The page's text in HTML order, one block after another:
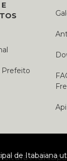
de Itabaiana
Prefeito